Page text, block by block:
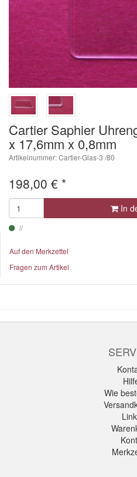
Cartier Saphier
x 17,6mm x 0,8mm
Artikelnummer: Cartier-Glas-3 /80
198,00 € *
In
Auf den Merkzettel
Fragen zum Artikel
Wie